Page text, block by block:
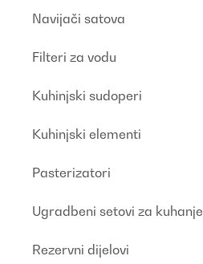
Navijači satova
Filteri za vodu
Kuhinjski sudoperi
Kuhinjski elementi
Pasterizatori
Ugradbeni setovi za kuhanje
Rezervni dijelovi